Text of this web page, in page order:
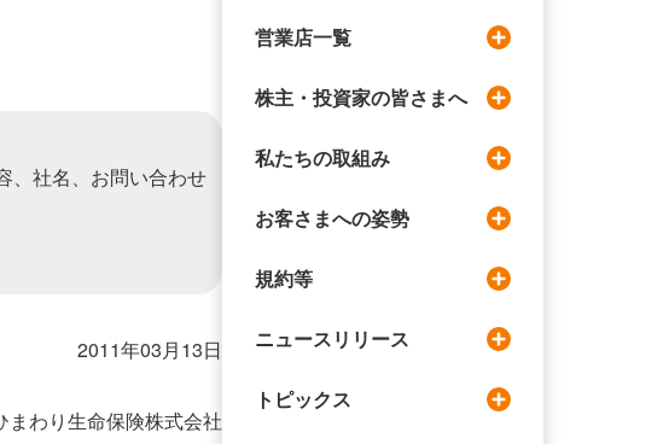
ＨＬアドバイザー代理店のご紹介
、社名、お問い合わせ
2011年03月13日
まわり生命保険株式会社
営業店一覧
株主・投資家の皆さまへ
私たちの取組み
お客さまへの姿勢
規約等
ニュースリリース
トピックス